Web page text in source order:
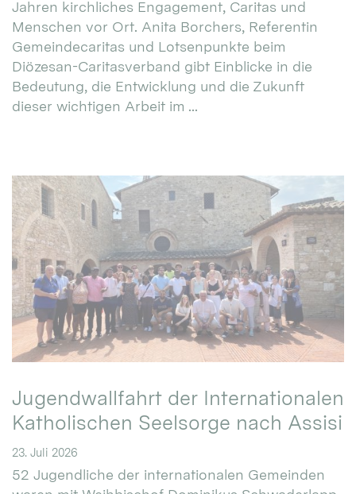
Jahren kirchliches Engagement, Caritas und
Menschen vor Ort. Anita Borchers, Referentin
Gemeindecaritas und Lotsenpunkte beim
Diözesan-Caritasverband gibt Einblicke in die
Bedeutung, die Entwicklung und die Zukunft
dieser wichtigen Arbeit im ...
Jugendwallfahrt der Internationalen
Katholischen Seelsorge nach Assisi
23. Juli 2026
52 Jugendliche der internationalen Gemeinden